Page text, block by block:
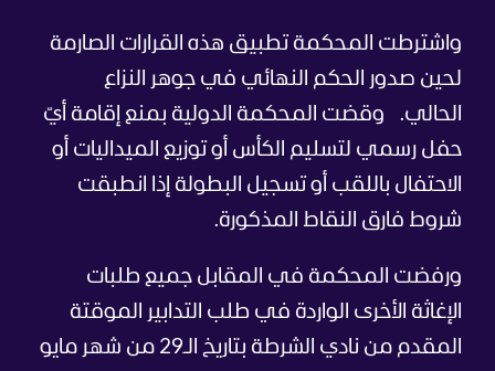
واشترطت المحكمة تطبيق هذه القرارات الصارمة
لحين صدور الحكم النهائي في جوهر النزاع
الحالي. وقضت المحكمة الدولية بمنع إقامة أيّ
حفل رسمي لتسليم الكأس أو توزيع الميداليات أو
الاحتفال باللقب أو تسجيل البطولة إذا انطبقت
شروط فارق النقاط المذكورة.
ورفضت المحكمة في المقابل جميع طلبات
الإغاثة الأخرى الواردة في طلب التدابير الموقتة
المقدم من نادي الشرطة بتاريخ الـ29 من شهر مايو